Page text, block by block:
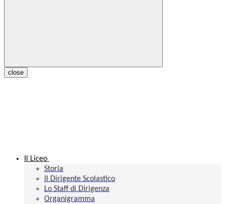
close
Il Liceo
Storia
Il Dirigente Scolastico
Lo Staff di Dirigenza
Organigramma